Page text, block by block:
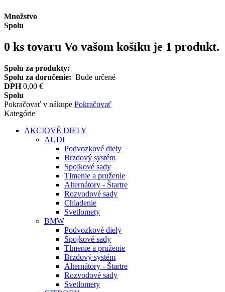
Množstvo
Spolu
0 ks tovaru Vo vašom košíku je 1 produkt.
Spolu za produkty:
Spolu za doručenie: Bude určené
DPH 0,00 €
Spolu
Pokračovať v nákupe Pokračovať
Kategórie
AKCIOVÉ DIELY
AUDI
Podvozkové diely
Brzdový systém
Spojkové sady
Tlmenie a pruženie
Alternátory - Štartre
Rozvodové sady
Chladenie
Svetlomety
BMW
Podvozkové diely
Spojkové sady
Tlmenie a pruženie
Brzdový systém
Alternátory - Štartre
Rozvodové sady
Svetlomety